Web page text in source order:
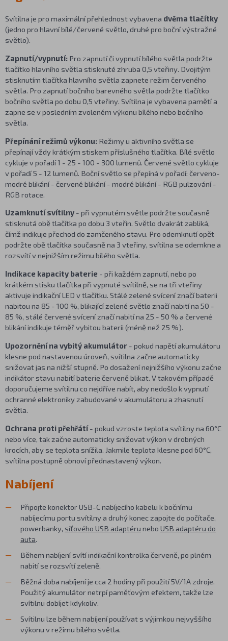
Svítilna je pro maximální přehlednost vybavena dvěma tlačítky
(jedno pro hlavní bílé/červené světlo, druhé pro boční výstražné
světlo).
Zapnutí/vypnutí: Pro zapnutí či vypnutí bílého světla podržte
tlačítko hlavního světla stisknuté zhruba 0,5 vteřiny. Dvojitým
stisknutím tlačítka hlavního světla zapnete režim červeného
světla. Pro zapnutí bočního barevného světla podržte tlačítko
bočního světla po dobu 0,5 vteřiny. Svítilna je vybavena pamětí a
zapne se v posledním zvoleném výkonu bílého nebo bočního
světla.
Přepínání režimů výkonu: Režimy u aktivního světla se
přepínají vždy krátkým stiskem příslušného tlačítka. Bílé světlo
cykluje v pořadí 1 - 25 - 100 - 300 lumenů. Červené světlo cykluje
v pořadí 5 - 12 lumenů. Boční světlo se přepíná v pořadí: červeno-
modré blikání - červené blikání - modré blikání - RGB pulzování -
RGB rotace.
Uzamknutí svítilny - při vypnutém světle podržte současně
stisknutá obě tlačítka po dobu 3 vteřin. Světlo dvakrát zabliká,
čímž indikuje přechod do zamčeného stavu. Pro odemknutí opět
podržte obě tlačítka současně na 3 vteřiny, svítilna se odemkne a
rozsvítí v nejnižším režimu bílého světla.
Indikace kapacity baterie - při každém zapnutí, nebo po
krátkém stisku tlačítka při vypnuté svítilně, se na tři vteřiny
aktivuje indikační LED v tlačítku. Stálé zelené svícení značí baterii
nabitou na 85 - 100 %, blikající zelené světlo značí nabití na 50 -
85 %, stálé červené svícení značí nabití na 25 - 50 % a červené
blikání indikuje téměř vybitou baterii (méně než 25 %).
Upozornění na vybitý akumulátor - pokud napětí akumulátoru
klesne pod nastavenou úroveň, svítilna začne automaticky
snižovat jas na nižší stupně. Po dosažení nejnižšího výkonu začne
indikátor stavu nabití baterie červeně blikat. V takovém případě
doporučujeme svítilnu co nejdříve nabít, aby nedošlo k vypnutí
ochranné elektroniky zabudované v akumulátoru a zhasnutí
světla.
Ochrana proti přehřátí- pokud vzroste teplota svítilny na 60°C
nebo více, tak začne automaticky snižovat výkon v drobných
krocích, aby se teplota snížila. Jakmile teplota klesne pod 60°C,
svítilna postupně obnoví přednastavený výkon.
Nabíjení
Připojte konektor USB-C nabíjecího kabelu k bočnímu
nabíjecímu portu svítilny a druhý konec zapojte do počítače,
powerbanky, síťového USB adaptéru nebo USB adaptéru do
auta.
Během nabíjení svítí indikační kontrolka červeně, po plném
nabití se rozsvítí zeleně.
Běžná doba nabíjení je cca 2 hodiny při použití 5V/1A zdroje.
Použitý akumulátor netrpí paměťovým efektem, takže lze
svítilnu dobíjet kdykoliv.
Svítilnu lze během nabíjení používat s výjimkou nejvyššího
výkonu v režimu bílého světla.